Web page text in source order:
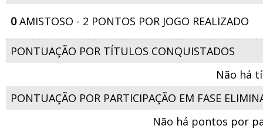
0AMISTOSO - 2 PONTOS POR JOGO REALIZADO
PONTUAÇÃO POR TÍTULOS CONQUISTADOS
Não há
PONTUAÇÃO POR PARTICIPAÇÃO EM FASE
Não há pontos por